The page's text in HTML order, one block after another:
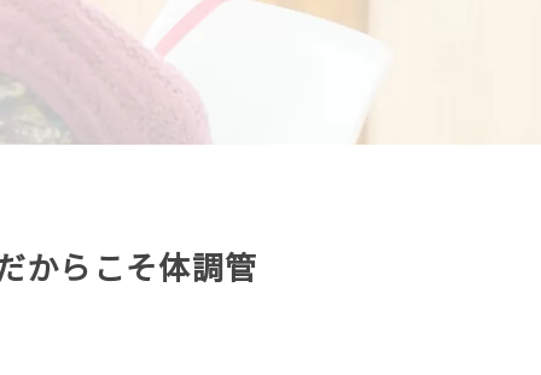
からこそ体調管